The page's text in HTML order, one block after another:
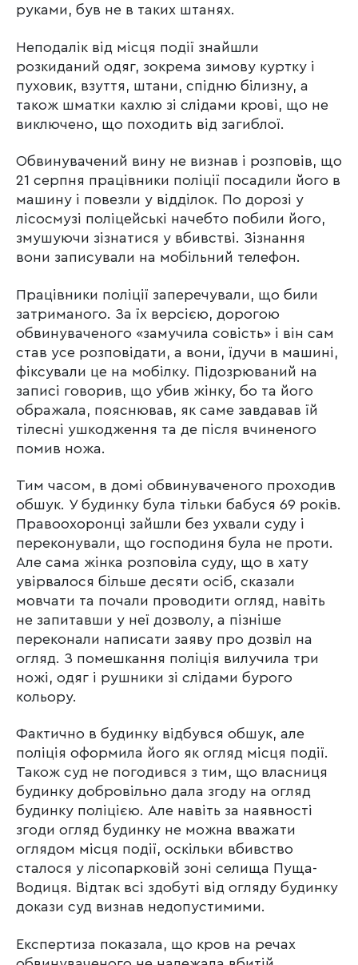
руками, був не в таких штанях.
Неподалік від місця події знайшли
розкиданий одяг, зокрема зимову куртку і
пуховик, взуття, штани, спідню білизну, а
також шматки кахлю зі слідами крові, що не
виключено, що походить від загиблої.
Обвинувачений вину не визнав і розповів, що
21 серпня працівники поліції посадили його в
машину і повезли у відділок. По дорозі у
лісосмузі поліцейські начебто побили його,
змушуючи зізнатися у вбивстві. Зізнання
вони записували на мобільний телефон.
Працівники поліції заперечували, що били
затриманого. За їх версією, дорогою
обвинуваченого «замучила совість» і він сам
став усе розповідати, а вони, їдучи в машині,
фіксували це на мобілку. Підозрюваний на
записі говорив, що убив жінку, бо та його
ображала, пояснював, як саме завдавав їй
тілесні ушкодження та де після вчиненого
помив ножа.
Тим часом, в домі обвинуваченого проходив
обшук. У будинку була тільки бабуся 69 років.
Правоохоронці зайшли без ухвали суду і
переконували, що господиня була не проти.
Але сама жінка розповіла суду, що в хату
увірвалося більше десяти осіб, сказали
мовчати та почали проводити огляд, навіть
не запитавши у неї дозволу, а пізніше
переконали написати заяву про дозвіл на
огляд. З помешкання поліція вилучила три
ножі, одяг і рушники зі слідами бурого
кольору.
Фактично в будинку відбувся обшук, але
поліція оформила його як огляд місця події.
Також суд не погодився з тим, що власниця
будинку добровільно дала згоду на огляд
будинку поліцією. Але навіть за наявності
згоди огляд будинку не можна вважати
оглядом місця події, оскільки вбивство
сталося у лісопарковій зоні селища Пуща-
Водиця. Відтак всі здобуті від огляду будинку
докази суд визнав недопустимими.
Експертиза показала, що кров на речах